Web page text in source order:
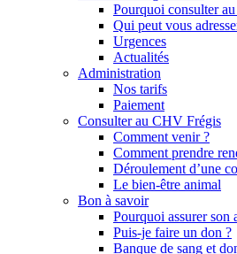
Pourquoi consulter
Qui peut vous
Urgences
Actualités
Administration
Nos tarifs
Paiement
Consulter au CHV Frégis
Comment venir ?
Comment prendre
Déroulement d’une
Le bien-être animal
Bon à savoir
Pourquoi assurer son
Puis-je faire un don ?
Banque de sang et